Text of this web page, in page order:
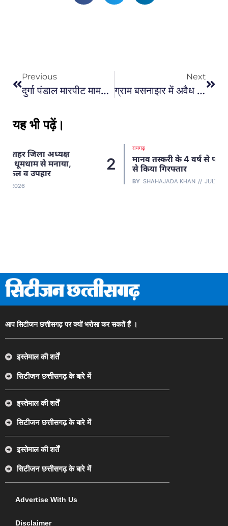
Previous
दुर्गा पंडाल मारपीट मामले के तीन फरार आरोपियों को जूटमिल पुलिस ने गिरफ्तार कर भेजा जेल…
Next
ग्राम बसनाझर में अवैध शराब निर्माण पर खरसिया पुलिस की कार्रवाई, 10 लीटर महुआ शराब और सामग्री जब्त
यह भी पढ़ें।
2
मानव तस्करी के 4 वर्ष से फरार आरोपी को जशपुर
से किया गिरफ्तार
JULY 2, 2026
आप सिटीजन छत्तीसगढ़ पर क्यों भरोसा कर सकतें हैं ।
इस्तेमाल की शर्तें
सिटीजन छत्तीसगढ़ के बारे में
इस्तेमाल की शर्तें
सिटीजन छत्तीसगढ़ के बारे में
इस्तेमाल की शर्तें
सिटीजन छत्तीसगढ़ के बारे में
Advertise With Us
Disclaimer